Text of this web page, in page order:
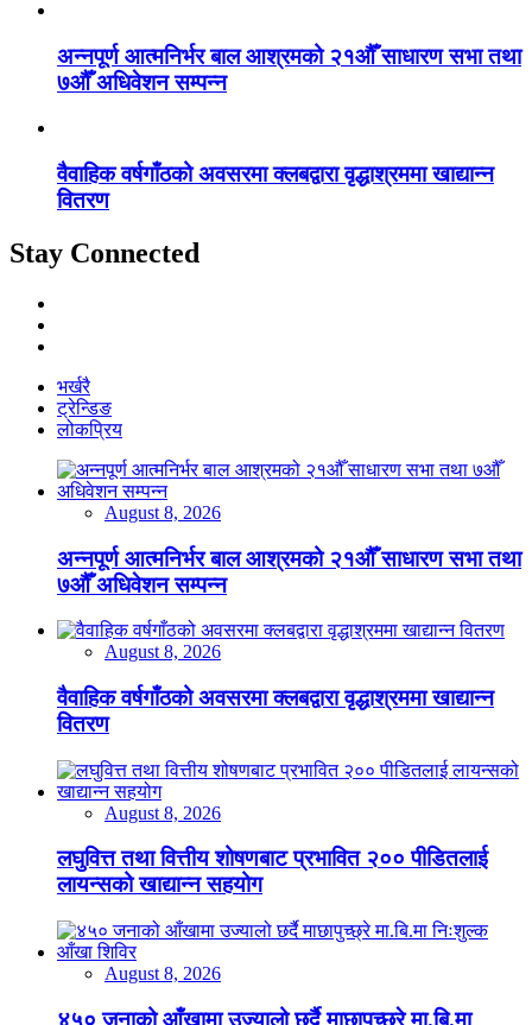
अन्नपूर्ण आत्मनिर्भर बाल आश्रमको २१औँ साधारण सभा तथा
७औँ अधिवेशन सम्पन्न
वैवाहिक वर्षगाँठको अवसरमा क्लबद्वारा वृद्धाश्रममा खाद्यान्न
वितरण
Stay Connected
भर्खरै
ट्रेन्डिङ
लोकप्रिय
August 8, 2026
अन्नपूर्ण आत्मनिर्भर बाल आश्रमको २१औँ साधारण सभा तथा
७औँ अधिवेशन सम्पन्न
August 8, 2026
वैवाहिक वर्षगाँठको अवसरमा क्लबद्वारा वृद्धाश्रममा खाद्यान्न
वितरण
August 8, 2026
लघुवित्त तथा वित्तीय शोषणबाट प्रभावित २०० पीडितलाई
लायन्सको खाद्यान्न सहयोग
August 8, 2026
४५० जनाको आँखामा उज्यालो छर्दै माछापुच्छ्रे मा.बि.मा